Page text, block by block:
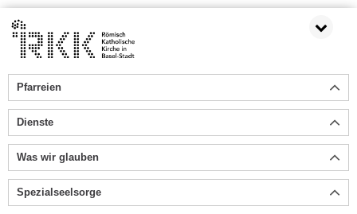
Pfarreien
Dienste
Was wir glauben
Spezialseelsorge